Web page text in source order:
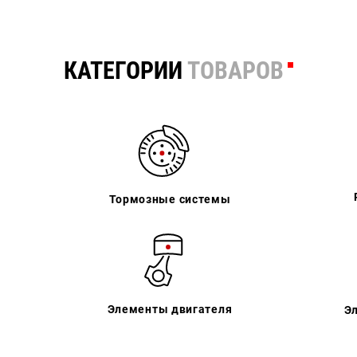
КАТЕГОРИИ ТОВАРОВ
Тормозные системы
Элементы двигателя